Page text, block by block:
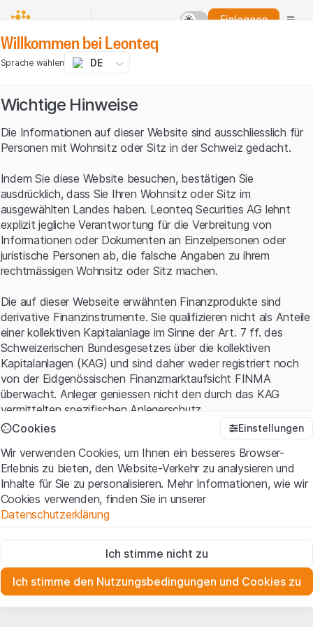
Einloggen
Willkommen bei Leonteq
Sprache wählen DE
Wichtige Hinweise
Die Informationen auf dieser Website sind ausschliesslich für
Personen mit Wohnsitz oder Sitz in der Schweiz gedacht.
Indem Sie diese Website besuchen, bestätigen Sie
ausdrücklich, dass Sie Ihren Wohnsitz oder Sitz im
ausgewählten Landes haben. Leonteq Securities AG lehnt
explizit jegliche Verantwortung für die Verbreitung von
Informationen oder Dokumenten an Einzelpersonen oder
juristische Personen ab, die falsche Angaben zu ihrem
rechtmässigen Wohnsitz oder Sitz machen.
Die auf dieser Webseite erwähnten Finanzprodukte sind
derivative Finanzinstrumente. Sie qualifizieren nicht als Anteile
einer kollektiven Kapitalanlage im Sinne der Art. 7 ff. des
Schweizerischen Bundesgesetzes über die kollektiven
Kapitalanlagen (KAG) und sind daher weder registriert noch
von der Eidgenössischen Finanzmarktaufsicht FINMA
überwacht. Anleger geniessen nicht den durch das KAG
vermittelten spezifischen Anlegerschutz.
Mit dem Zugriff auf diese Website der Leonteq Securities AG
(die "Website") erklären Sie, dass Sie die rechtlichen
Informationen und die wichtigen Hinweise und
Nutzungsbedingungenverstanden haben und akzeptieren.
Wenn Sie mit den Nutzungsbedingungen nicht einverstanden
Sämtliche Immaterialgüterrechte (wie z.B. Urheber¬, Design¬
und Markenrechte) an dem auf der Website enthaltenen
Material liegen bei Leonteq Securities AG oder Plattform-
Cookies Einstellungen
Wir verwenden Cookies, um Ihnen ein besseres Browser-
Erlebnis zu bieten, den Website-Verkehr zu analysieren und
Inhalte für Sie zu personalisieren. Mehr Informationen, wie wir
Cookies verwenden, finden Sie in unserer
Datenschutzerklärung
Diese Cookies sind für die Website erforderlich und können nicht
deaktiviert werden.
Zu Analysezwecken
Diese Cookies verfolgen die Interaktionen der Website-
Ich stimme nicht zu
Ich stimme den Nutzungsbedingungen und Cookies zu